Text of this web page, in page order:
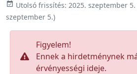
event_available Utolsó frissítés: 2025. szeptember 5.
szeptember 5.)
Figyelem!
Ennek a hirdetménynek
érvényességi ideje.